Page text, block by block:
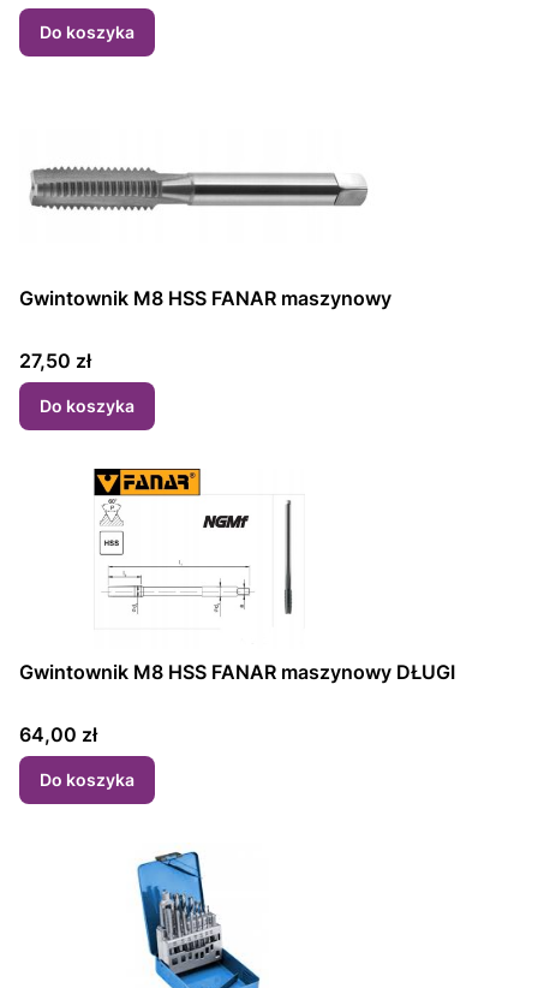
Do koszyka
Gwintownik M8 HSS FANAR maszynowy
Cena
27,50 zł
Do koszyka
Gwintownik M8 HSS FANAR maszynowy DŁUGI
Cena
64,00 zł
Do koszyka